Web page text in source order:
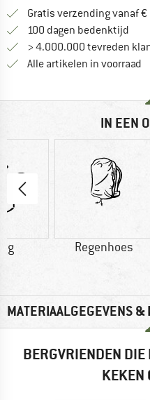
Gratis verzending vanaf
100 dagen bedenktijd
> 4.000.000 tevreden
Alle artikelen in voorraad
IN EEN
g Regenhoes
MATERIAALGEGEVENS &
BERGVRIENDEN
KEKEN